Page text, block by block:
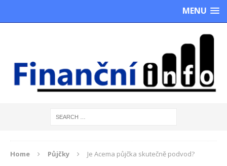
MENU
Home Půjčky Je Acema půjčka skutečně podvod?